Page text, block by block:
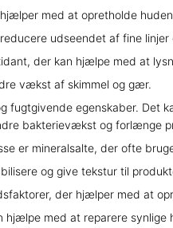
med at opretholde
udseendet af fine linjer
der kan hjælpe med at
vækst af skimmel og gær.
fugtgivende egenskaber. Det
bakterievækst og forlænge
er mineralsalte, der ofte
og give tekstur til
der hjælper med at
hjælpe med at reparere synlige